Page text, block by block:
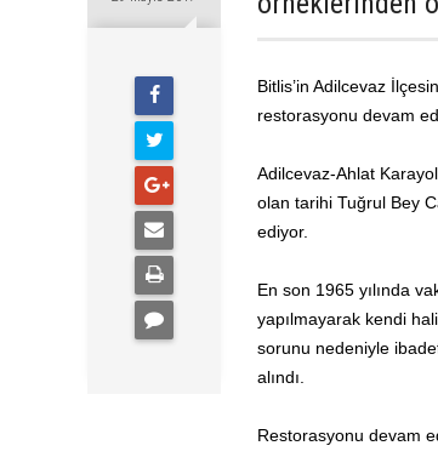
Bitlis’in Adilcevaz
restorasyonu devam
Adilcevaz-Ahlat
olan tarihi Tuğrul Bey
ediyor.
En son 1965 yılında
yapılmayarak kendi
sorunu nedeniyle
alındı.
Restorasyonu devam